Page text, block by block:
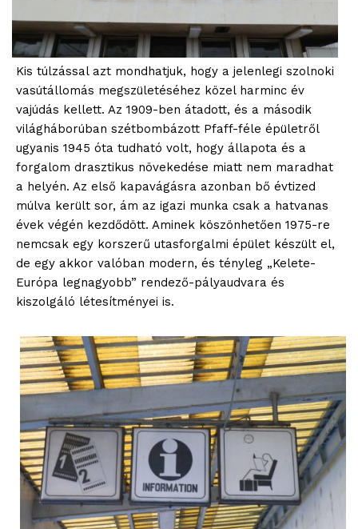
Kis túlzással azt mondhatjuk, hogy a jelenlegi szolnoki
vasútállomás megszületéséhez közel harminc év
vajúdás kellett. Az 1909-ben átadott, és a második
világháborúban szétbombázott Pfaff-féle épületről
ugyanis 1945 óta tudható volt, hogy állapota és a
forgalom drasztikus növekedése miatt nem maradhat
a helyén. Az első kapavágásra azonban bő évtized
múlva került sor, ám az igazi munka csak a hatvanas
évek végén kezdődött. Aminek köszönhetően 1975-re
nemcsak egy korszerű utasforgalmi épület készült el,
de egy akkor valóban modern, és tényleg „Kelete-
Európa legnagyobb” rendező-pályaudvara és
kiszolgáló létesítményei is.